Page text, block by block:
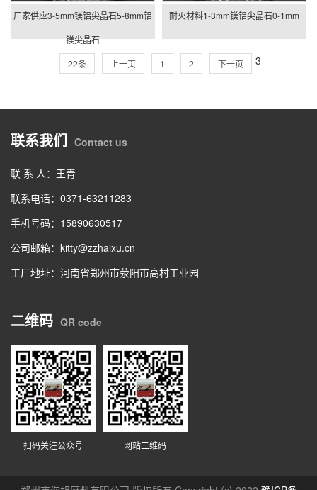
厂家供应3-5mm镁铝尖晶石5-8mm铝
镁尖晶石
耐火材料1-3mm镁铝尖晶石0-1mm
22条 上一页 1 2 3
下一页
联系我们 Contact us
联 系 人：王青
联系电话：0371-63211283
手机号码：15890630517
公司邮箱：kitty@zzhaixu.cn
工厂地址：河南省郑州市荥阳市高村工业园
二维码 QR code
扫码关注公众号 网站二维码